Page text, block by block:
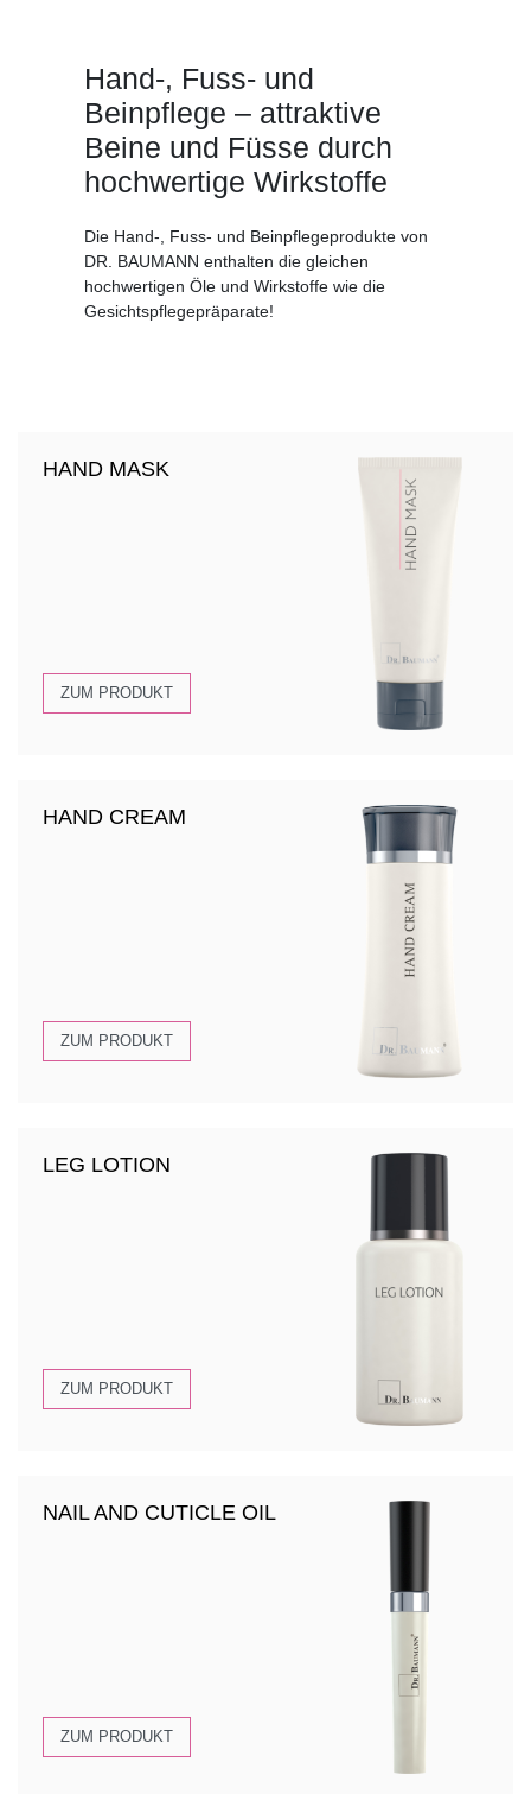
Hand-, Fuss- und
Beinpflege – attraktive
Beine und Füsse durch
hochwertige Wirkstoffe
Die Hand-, Fuss- und Beinpflegeprodukte von
DR. BAUMANN enthalten die gleichen
hochwertigen Öle und Wirkstoffe wie die
Gesichtspflegepräparate!
HAND MASK
ZUM PRODUKT
HAND CREAM
ZUM PRODUKT
LEG LOTION
ZUM PRODUKT
NAIL AND CUTICLE OIL
ZUM PRODUKT